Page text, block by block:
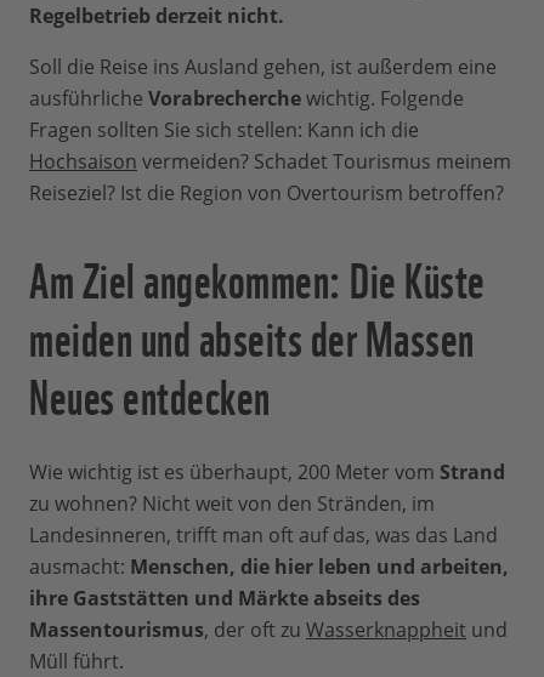
Regelbetrieb derzeit nicht.
Soll die Reise ins Ausland gehen, ist außerdem eine
ausführliche Vorabrecherchewichtig. Folgende
Fragen sollten Sie sich stellen: Kann ich die
Hochsaison vermeiden? Schadet Tourismus meinem
Reiseziel? Ist die Region von Overtourism betroffen?
Am Ziel angekommen: Die Küste
meiden und abseits der Massen
Neues entdecken
Wie wichtig ist es überhaupt, 200 Meter vom Strand
zu wohnen? Nicht weit von den Stränden, im
Landesinneren, trifft man oft auf das, was das Land
ausmacht: Menschen, die hier leben und arbeiten,
ihre Gaststätten und Märkte abseits des
Massentourismus, der oft zu Wasserknappheit und
Müll führt.